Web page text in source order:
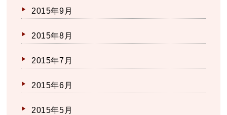
2015年9月
2015年8月
2015年7月
2015年6月
2015年5月